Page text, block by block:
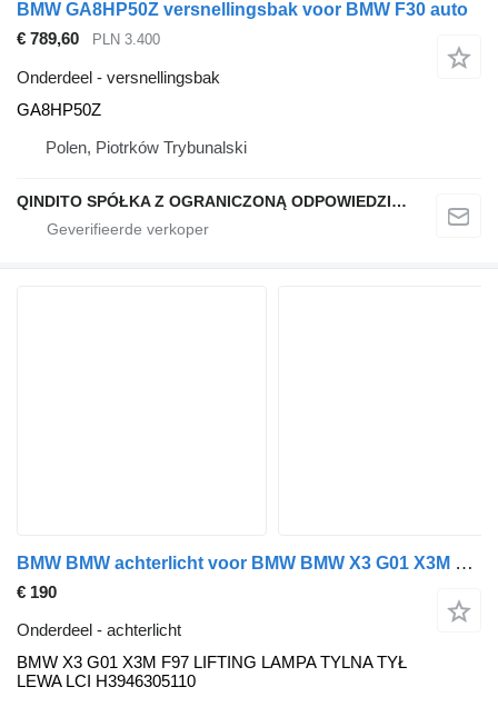
BMW GA8HP50Z versnellingsbak voor BMW F30 auto
€ 789,60
PLN 3.400
Onderdeel - versnellingsbak
GA8HP50Z
Polen, Piotrków Trybunalski
QINDITO SPÓŁKA Z OGRANICZONĄ ODPOWIEDZIALNOŚCIĄ
BMW BMW achterlicht voor BMW BMW X3 G01 X3M F97 auto
€ 190
Onderdeel - achterlicht
BMW X3 G01 X3M F97 LIFTING LAMPA TYLNA TYŁ
LEWA LCI H3946305110